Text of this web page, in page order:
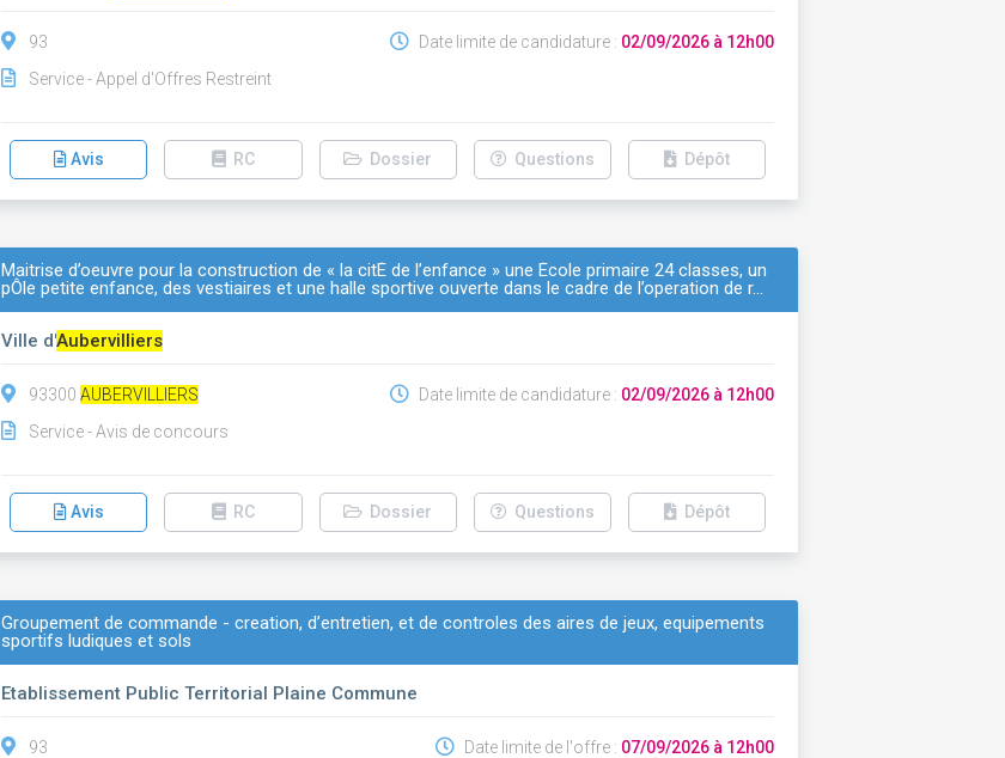
93
Service - Appel d'Offres Restreint
Date limite de candidature : 02/09/2026 à 12h00
Avis RC Dossier Questions Dépôt
Maitrise d’oeuvre pour la construction de « la citÉ de l’enfance » une École primaire 24 classes, un
pÔle petite enfance, des vestiaires et une halle sportive ouverte dans le cadre de l’operation de r…
Ville d'Aubervilliers
93300AUBERVILLIERS
Service - Avis de concours
Date limite de candidature : 02/09/2026 à 12h00
Avis RC Dossier Questions Dépôt
Groupement de commande - creation, d’entretien, et de controles des aires de jeux, equipements
sportifs ludiques et sols
Etablissement Public Territorial Plaine Commune
93
Date limite de l'offre : 07/09/2026 à 12h00